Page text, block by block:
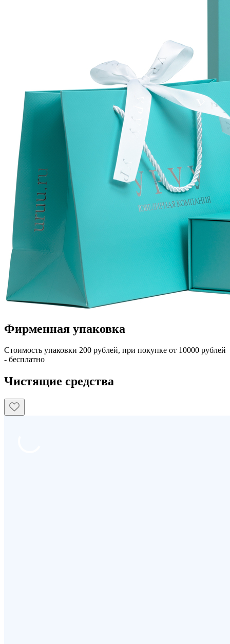
Фирменная упаковка
Стоимость упаковки 200 рублей, при покупке от 10000 рублей
- бесплатно
Чистящие средства